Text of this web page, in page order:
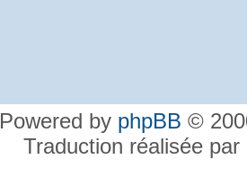
Powered by phpBB ©
Traduction réalisée par